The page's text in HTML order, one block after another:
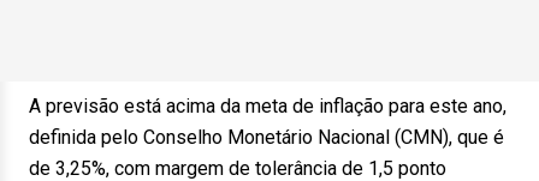
A previsão está acima da meta de inflação para este ano,
definida pelo Conselho Monetário Nacional (CMN), que é
de 3,25%, com margem de tolerância de 1,5 ponto